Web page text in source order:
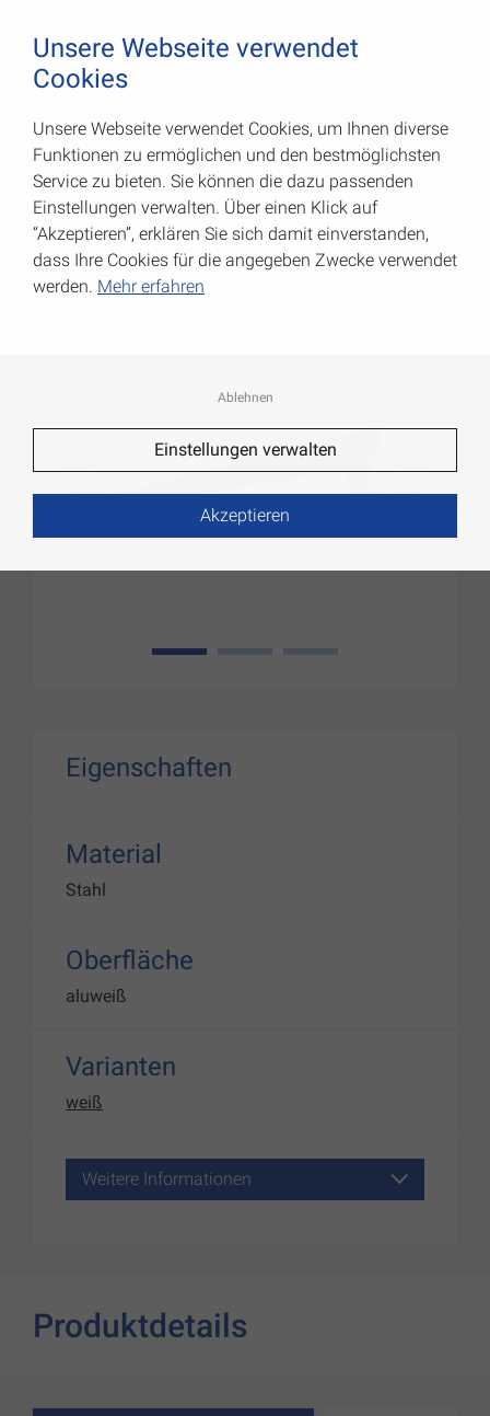
Einloch-Träger
Art.-Nr.: 062501200WA
1
Eigenschaften
Material
Stahl
Oberfläche
aluweiß
Varianten
weiß
Weitere Informationen
Produktdetails
Unsere Webseite verwendet
Cookies
Unsere Webseite verwendet Cookies, um Ihnen diverse
Funktionen zu ermöglichen und den bestmöglichsten
Service zu bieten. Sie können die dazu passenden
Einstellungen verwalten. Über einen Klick auf
“Akzeptieren”, erklären Sie sich damit einverstanden,
dass Ihre Cookies für die angegeben Zwecke verwendet
werden. Mehr erfahren
Ablehnen
Einstellungen verwalten
Akzeptieren